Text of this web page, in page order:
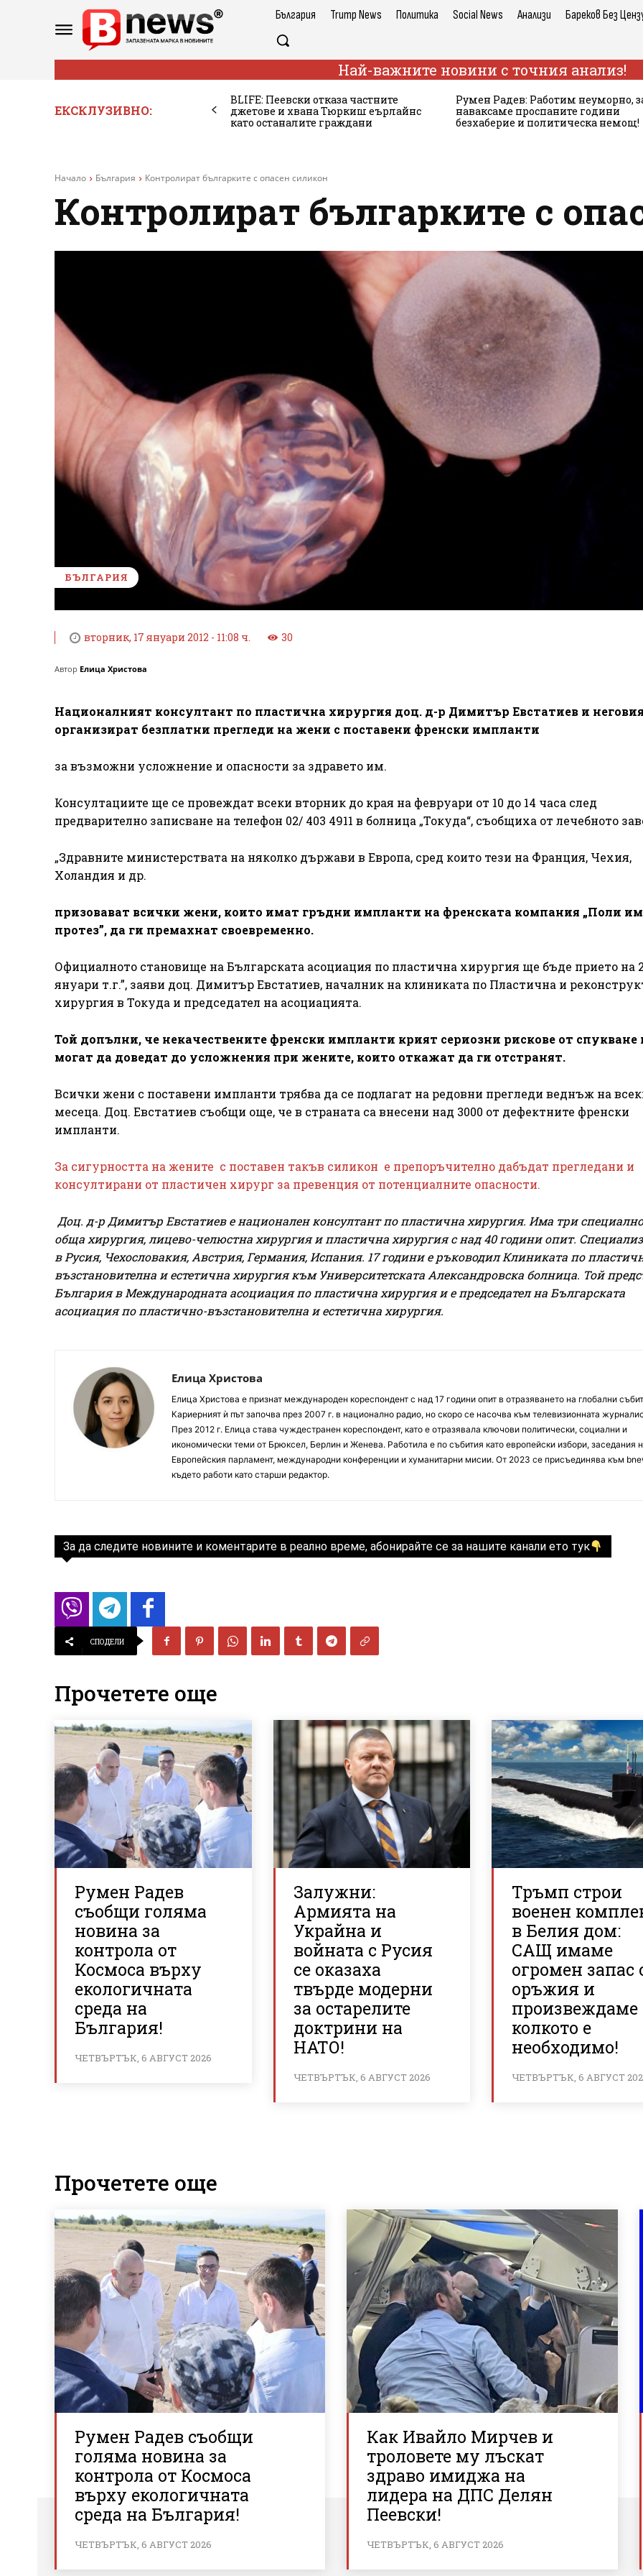
България Trump News Политика Social News Анализи Бареков Без
Най-важните новини с точния анализ!
ЕКСКЛУЗИВНО:
BLIFE: Пеевски отказа частните
джетове и хвана Тюркиш еърлайнс
като останалите граждани
Румен Радев: Работим неуморно,
наваксаме проспаните години
безхаберие и политическа немощ!
Начало България Контролират българките с опасен силикон
Контролират българките с
БЪЛГАРИЯ
вторник, 17 януари 2012 - 11:08 ч. 30
Автор Елица Христова
Националният консултант по пластична хирургия доц. д-р Димитър Евстатиев и
организират безплатни прегледи на жени с поставени френски импланти
за възможни усложнение и опасности за здравето им.
Консултациите ще се провеждат всеки вторник до края на февруари от 10 до 14 часа след
предварително записване на телефон 02/ 403 4911 в болница „Токуда“, съобщиха от лечебното
„Здравните министерствата на няколко държави в Европа, сред които тези на Франция, Чехия,
Холандия и др.
призовават всички жени, които имат гръдни импланти на френската компания „Поли
протез”, да ги премахнат своевременно.
Официалното становище на Българската асоциация по пластична хирургия ще бъде прието на
януари т.г.”, заяви доц. Димитър Евстатиев, началник на клиниката по Пластична и
хирургия в Токуда и председател на асоциацията.
Той допълни, че некачествените френски импланти крият сериозни рискове от спукване
могат да доведат до усложнения при жените, които откажат да ги отстранят.
Всички жени с поставени импланти трябва да се подлагат на редовни прегледи веднъж на
месеца. Доц. Евстатиев съобщи още, че в страната са внесени над 3000 от дефектните френски
импланти.
За сигурността на жените с поставен такъв силикон е препоръчително дабъдат прегледани и
консултирани от пластичен хирург за превенция от потенциалните опасности.
Доц. д-р Димитър Евстатиев е национален консултант по пластична хирургия. Има три
обща хирургия, лицево-челюстна хирургия и пластична хирургия с над 40 години опит.
в Русия, Чехословакия, Австрия, Германия, Испания. 17 години е ръководил Клиниката по
възстановителна и естетична хирургия към Университетската Александровска болница. Той
България в Международната асоциация по пластична хирургия и е председател на Българската
асоциация по пластично-възстановителна и естетична хирургия.
Елица Христова
Елица Христова е признат международен кореспондент с над 17 години опит в отразяването на глобални
Кариерният ѝ път започва през 2007 г. в национално радио, но скоро се насочва към телевизионната
През 2012 г. Елица става чуждестранен кореспондент, като е отразявала ключови политически, социални и
икономически теми от Брюксел, Берлин и Женева. Работила е по събития като европейски избори, заседания
Европейския парламент, международни конференции и хуманитарни мисии. От 2023 се присъединява към
където работи като старши редактор.
За да следите новините и коментарите в реално време, абонирайте се за нашите канали ето тук
СПОДЕЛИ
Прочетете още
Румен Радев
съобщи голяма
новина за
контрола от
Космоса върху
екологичната
среда на
България!
ЧЕТВЪРТЪК, 6 АВГУСТ 2026
Залужни:
Армията на
Украйна и
войната с Русия
се оказаха
твърде модерни
за остарелите
доктрини на
НАТО!
ЧЕТВЪРТЪК, 6 АВГУСТ 2026
Тръмп строи
военен
в Белия дом:
САЩ имаме
огромен запас
оръжия и
произвеждаме
колкото е
необходимо!
ЧЕТВЪРТЪК, 6 АВГУСТ
Прочетете още
Румен Радев съобщи
голяма новина за
контрола от Космоса
върху екологичната
среда на България!
ЧЕТВЪРТЪК, 6 АВГУСТ 2026
Как Ивайло Мирчев и
троловете му лъскат
здраво имиджа на
лидера на ДПС Делян
Пеевски!
ЧЕТВЪРТЪК, 6 АВГУСТ 2026